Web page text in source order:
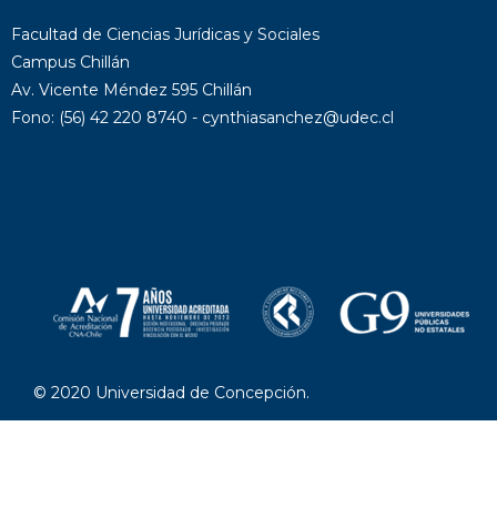
Facultad de Ciencias Jurídicas y Sociales
Campus Chillán
Av. Vicente Méndez 595 Chillán
Fono: (56) 42 220 8740 - cynthiasanchez@udec.cl
© 2020 Universidad de Concepción.